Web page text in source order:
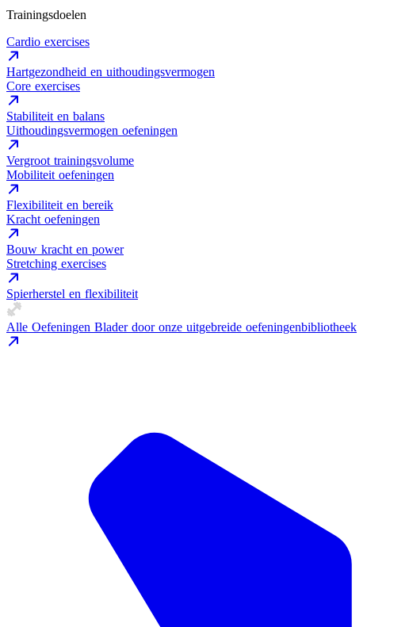
Trainingsdoelen
Cardio exercises
Hartgezondheid en uithoudingsvermogen
Core exercises
Stabiliteit en balans
Uithoudingsvermogen oefeningen
Vergroot trainingsvolume
Mobiliteit oefeningen
Flexibiliteit en bereik
Kracht oefeningen
Bouw kracht en power
Stretching exercises
Spierherstel en flexibiliteit
Alle Oefeningen Blader door onze uitgebreide oefeningenbibliotheek